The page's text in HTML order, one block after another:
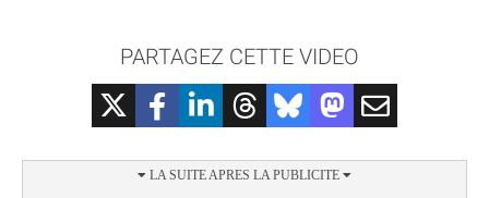
PARTAGEZ CETTE VIDEO